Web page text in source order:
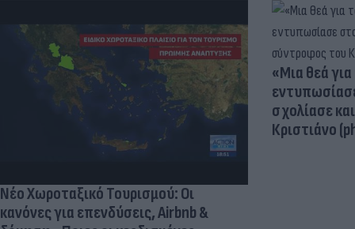
Νέο Χωροταξικό Τουρισμού: Οι
κανόνες για επενδύσεις, Airbnb &
«Μια θεά
σχολίασε
Κριστιάνο